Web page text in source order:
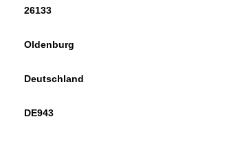
26133
Oldenburg
Deutschland
DE943